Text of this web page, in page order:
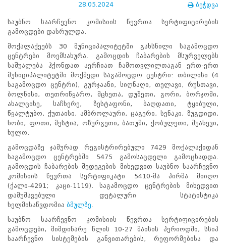
გეგმა
სამოქმედო
გეგმა
არჩევნების
სანდოობის
რისკების
მართვის
გეგმა
გენდერული
თანასწორობის
პოლიტიკა
ანგარიშები
მემორანდუმი
ხარისხის
პოლიტიკა
სიახლეები
საჯარო
ინფორმაცია
სასწავლო
პროექტები
28.05.2024 ბეჭდვა
საუბნო საარჩევნო კომისიის წევრთა სერტიფიცირების
გამოცდები დასრულდა.
მოქალაქეებს 30 მუნიციპალიტეტში გახსნილი საგამოცდო
ცენტრები მოემსახურა. გამოცდის ჩაბარების მსურველებს
საშუალება ჰქონდათ აერჩიათ ჩამოთვლილთაგან ერთ-ერთ
მუნიციპალიტეტში მოქმედი საგამოცდო ცენტრი: თბილისი (4
საგამოცდო ცენტრი), გურჯაანი, სიღნაღი, თელავი, რუსთავი,
ბოლნისი, თეთრიწყარო, მცხეთა, დუშეთი, გორი, ბორჯომი,
ახალციხე, საჩხერე, ზესტაფონი, ბაღდათი, ტყიბული,
წყალტუბო, ქუთაისი, ამბროლაური, ცაგერი, სენაკი, ზუგდიდი,
ხობი, ფოთი, მესტია, ოზურგეთი, ბათუმი, ქობულეთი, შუახევი,
ხულო.
გამოცდაზე ჯამურად რეგისტრირებული 7429 მოქალაქიდან
საგამოცდო ცენტრებში 5475 გამოსაცდელი გამოცხადდა.
გამოცდის ჩაბარების შედეგების მიხედვით საუბნო საარჩევნო
კომისიის წევრთა სერტიფიკატი 5410-მა პირმა მიიღო
(ქალი-4291; კაცი-1119). საგამოცდო ცენტრების მიხედვით
დამუშავებული დეტალური სტატისტიკა
ხელმისაწვდომია ბმულზე.
საუბნო საარჩევნო კომისიის წევრთა სერტიფიცირების
გამოცდები, მიმდინარე წლის 10-27 მაისის პერიოდში, სსიპ
საარჩევნო სისტემების განვითარების, რეფორმებისა და